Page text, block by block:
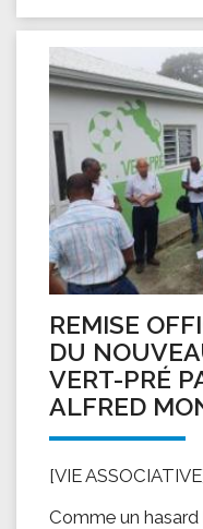
REMISE
DU
VERT-PRÉ
ALFRED
[VIE
Comme un